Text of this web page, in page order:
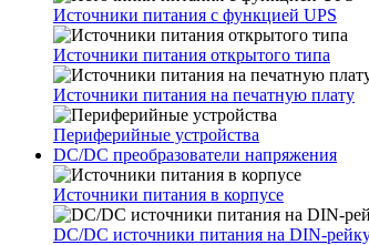
Источники питания с функцией UPS
Источники питания открытого типа
Источники питания на печатную плату
Периферийные устройства
DC/DC преобразователи напряжения
Источники питания в корпусе
DC/DC источники питания на DIN-